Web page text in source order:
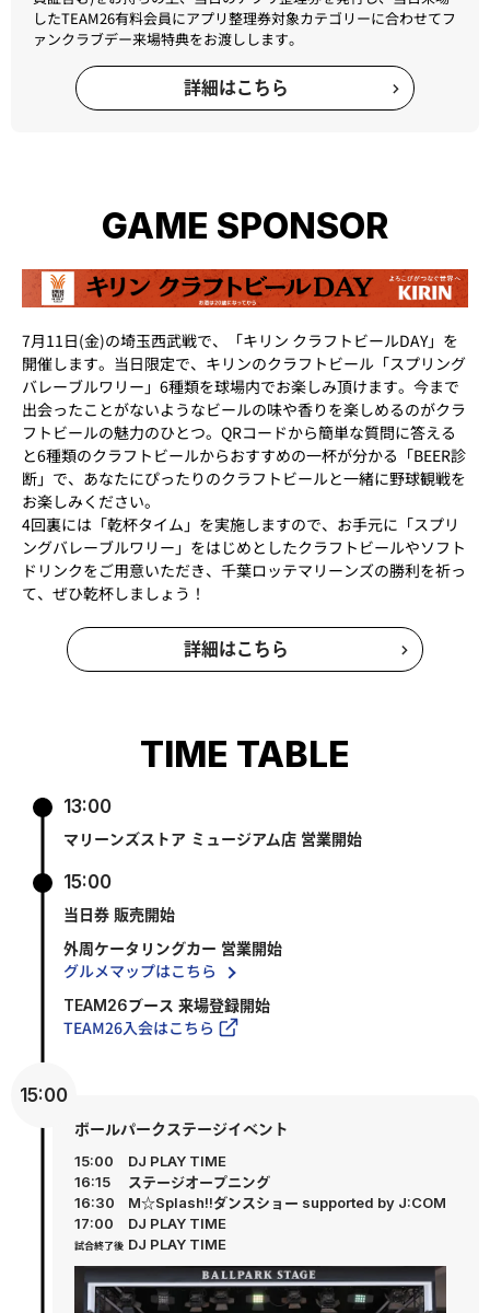
したTEAM26有料会員にアプリ整理券対象カテゴリーに合わせてフ
ァンクラブデー来場特典をお渡しします。
詳細はこちら
GAME SPONSOR
7月11日(金)の埼玉西武戦で、「キリン クラフトビールDAY」を
開催します。​当日限定で、キリンのクラフトビール「スプリング
バレーブルワリー」6種類を球場内でお楽しみ頂けます。今まで
出会ったことがないようなビールの味や香りを楽しめるのがクラ
フトビールの魅力のひとつ。QRコードから簡単な質問に答える
と6種類のクラフトビールからおすすめの一杯が分かる「BEER診
断」で、あなたにぴったりのクラフトビールと一緒に野球観戦を
お楽しみください。
​​4回裏には「乾杯タイム」を実施しますので、お手元に「スプリ
ングバレーブルワリー」をはじめとしたクラフトビールやソフト
ドリンクをご用意いただき、千葉ロッテマリーンズの勝利を祈っ
て、ぜひ乾杯しましょう！
詳細はこちら
TIME TABLE
13:00
マリーンズストア ミュージアム店 営業開始
15:00
当日券 販売開始
外周ケータリングカー 営業開始
グルメマップはこちら
TEAM26ブース 来場登録開始
TEAM26入会はこちら
15:00
ボールパークステージイベント
15:00
DJ PLAY TIME
16:15
ステージオープニング
16:30
M☆Splash!!ダンスショー supported by J:COM
17:00
DJ PLAY TIME
試合終了後 DJ PLAY TIME